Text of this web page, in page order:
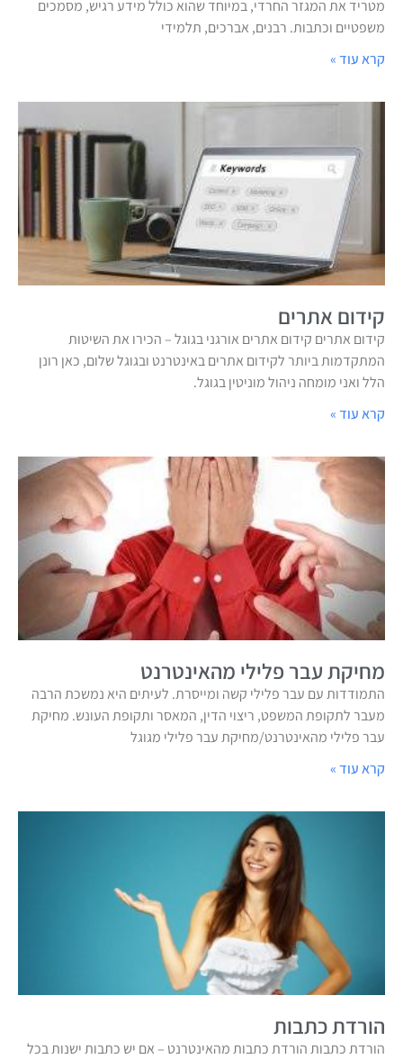
מטריד את המגזר החרדי, במיוחד שהוא כולל מידע רגיש, מסמכים
משפטיים וכתבות. רבנים, אברכים, תלמידי
קרא עוד »
קידום אתרים
קידום אתרים קידום אתרים אורגני בגוגל – הכירו את השיטות
המתקדמות ביותר לקידום אתרים באינטרנט ובגוגל שלום, כאן רונן
הלל ואני מומחה ניהול מוניטין בגוגל.
קרא עוד »
מחיקת עבר פלילי מהאינטרנט
התמודדות עם עבר פלילי קשה ומייסרת. לעיתים היא נמשכת הרבה
מעבר לתקופת המשפט, ריצוי הדין, המאסר ותקופת העונש. מחיקת
עבר פלילי מהאינטרנט/מחיקת עבר פלילי מגוגל
קרא עוד »
הורדת כתבות
הורדת כתבות הורדת כתבות מהאינטרנט – אם יש כתבות ישנות בכל